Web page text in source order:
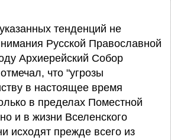
тенденций не
Русской Православной
Архиерейский Собор
что "угрозы
в настоящее время
в пределах Поместной
и в жизни Вселенского
исходят прежде всего из